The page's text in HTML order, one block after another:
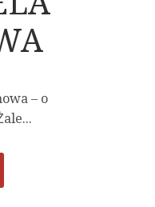
– o